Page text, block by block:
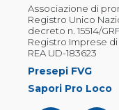
Associazione di
Registro Unico
decreto n. 15514/
Registro Imprese di
REA UD-183623
Presepi FVG
Sapori Pro Loco